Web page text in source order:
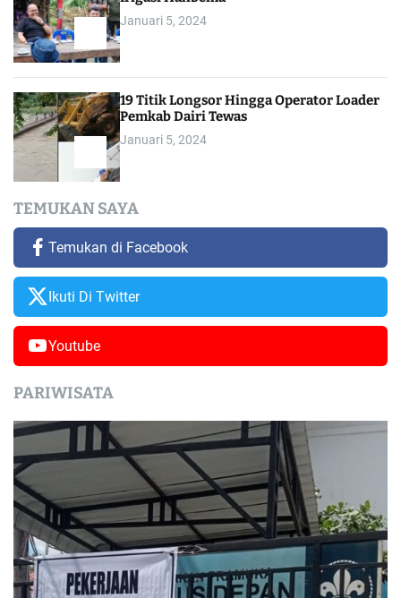
Januari 5, 2024
19 Titik Longsor Hingga Operator Loader
Pemkab Dairi Tewas
Januari 5, 2024
TEMUKAN SAYA
Temukan di Facebook
Ikuti Di Twitter
Youtube
PARIWISATA